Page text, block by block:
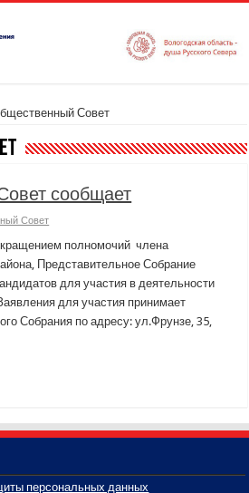
Совет
сообщает
Совет
полномочий члена
Представительное Собрание
для участия в деятельности
для участия принимает
Собрания по адресу: ул.Фрунзе, 35,
персональных данных